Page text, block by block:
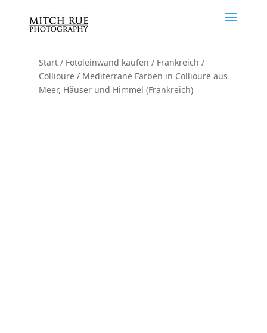
Start/ Fotoleinwand kaufen / Frankreich /
Collioure/ Mediterrane Farben in Collioure aus
Meer, Häuser und Himmel (Frankreich)